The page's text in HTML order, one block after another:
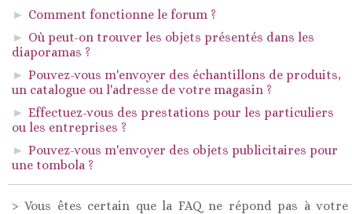
Comment fonctionne le forum ?
Où peut-on trouver les objets présentés dans les
diaporamas ?
Pouvez-vous m'envoyer des échantillons de produits,
un catalogue ou l'adresse de votre magasin ?
Effectuez-vous des prestations pour les particuliers
ou les entreprises ?
Pouvez-vous m'envoyer des objets publicitaires pour
une tombola ?
> Vous êtes certain que la FAQ ne répond pas à votre